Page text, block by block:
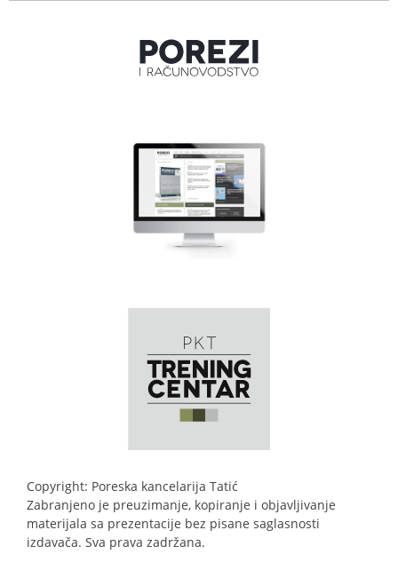
Copyright: Poreska kancelarija Tatić
Zabranjeno je preuzimanje, kopiranje i objavljivanje
materijala sa prezentacije bez pisane saglasnosti
izdavača. Sva prava zadržana.